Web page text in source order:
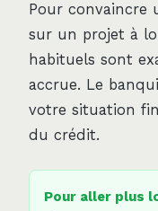
Pour convaincre
sur un projet à
habituels sont
accrue. Le
votre situation
du crédit.
Pour aller plus